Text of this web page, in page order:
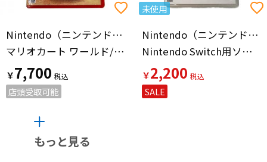
Nintendo（ニンテンドー）
マリオカート ワールド/Switch 2/BEEPAAAAA/A 全年齢対象 Nintendo Switch2用ソフト CERO A (全年齢対象)
￥7,700
店頭受取可能
未使用
Nintendo（ニンテンドー）
Nintendo Switch用ソフト
￥2,200
SALE
もっと見る